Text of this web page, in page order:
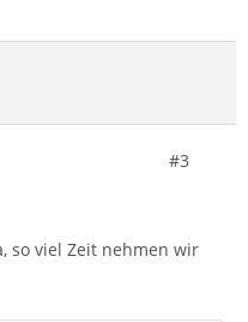
#3
so viel Zeit nehmen wir